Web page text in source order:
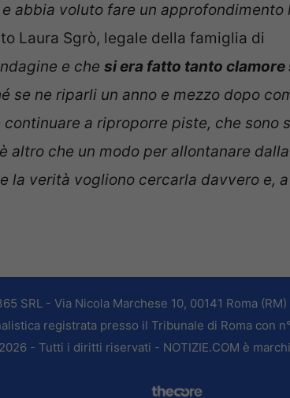
abbia voluto fare un approfondimento
Laura Sgrò, legale della famiglia di
e che si era fatto tanto clamore
se ne riparli un anno e mezzo dopo
a riproporre piste, che sono
altro che un modo per allontanare dalla
la verità vogliono cercarla davvero e, a
SRL - Via Nicola Marchese 10, 00141 Roma
registrata presso il Tribunale di Roma con
- Tutti i diritti riservati - NOTIZIE.COM è